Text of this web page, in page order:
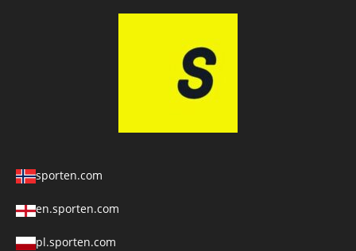
sporten.com
en.sporten.com
pl.sporten.com